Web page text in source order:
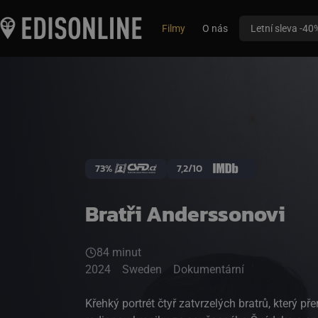
Filmy O nás Letní sleva -
Bratři Anderssonovi
73% 7,2/10
84 minut
2024
Sweden Dokumentární
Křehký portrét čtyř zatvrzelých bratrů, který